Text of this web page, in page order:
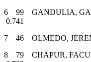
6 99 GANDULIA,
0.741
7 46 OLMEDO,
8 79 CHAPUR,